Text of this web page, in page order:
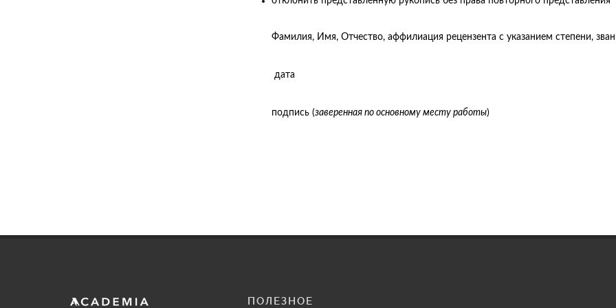
Фамилия, Имя, Отчество, аффилиация рецензента с указанием степени,
дата
подпись (заверенная по основному месту работы)
ПОЛЕЗНОЕ